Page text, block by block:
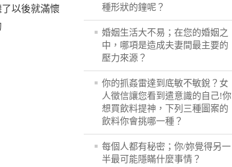
以後就滿懷
種形狀的鐘呢？
婚姻生活大不易；在您的婚姻之
中，哪項是造成夫妻間最主要的
壓力來源？
你的抓姦雷達到底敏不敏銳？女
人徵信讓您看到遣意識的自己!你
想買飲料提神，下列三種圖案的
飲料你會挑哪一種？
每個人都有秘密；你/妳覺得另一
半最可能隱瞞什麼事情？